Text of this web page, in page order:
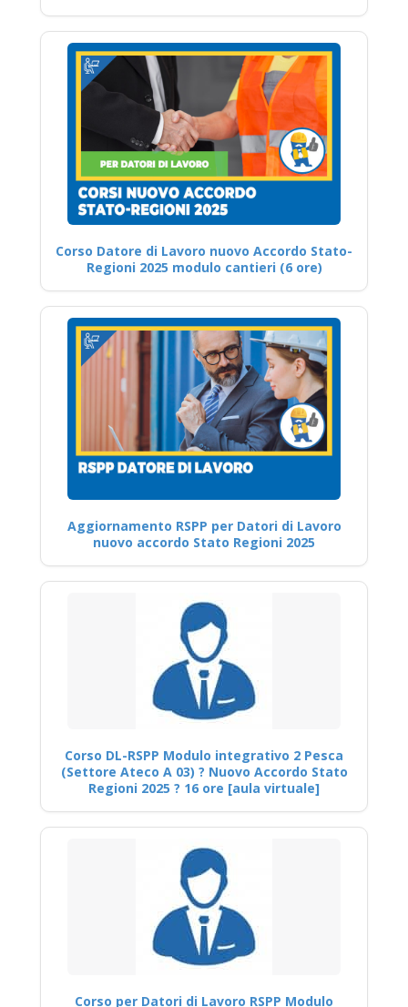
Corso Datore di Lavoro nuovo Accordo Stato-
Regioni 2025 modulo cantieri (6 ore)
Aggiornamento RSPP per Datori di Lavoro
nuovo accordo Stato Regioni 2025
Corso DL-RSPP Modulo integrativo 2 Pesca
(Settore Ateco A 03) ? Nuovo Accordo Stato
Regioni 2025 ? 16 ore [aula virtuale]
Corso per Datori di Lavoro RSPP Modulo